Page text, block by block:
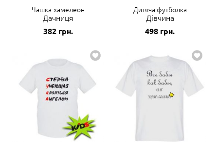
Чашка-хамелеон
Дачниця
382 грн.
Дитяча футболка
Дівчина
498 грн.